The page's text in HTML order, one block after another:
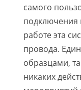
самого
подключения
работе эта
провода.
образцами,
никаких